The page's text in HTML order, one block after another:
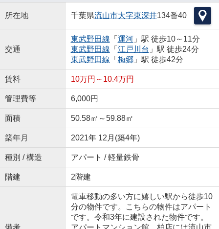
所在地 千葉県流山市大字東深井134番40
交通
東武野田線 「 運河」駅 徒歩10～11分
東武野田線 「 江戸川台 」駅 徒歩24分
東武野田線 「 梅郷」駅 徒歩42分
賃料 10万円～10.4万円
管理費等 6,000円
面積 50.58㎡～59.88㎡
築年月 2021年 12月(築4年)
種別 / 構造 アパート / 軽量鉄骨
階建 2階建
備考
電車移動の多い方に嬉しい駅から徒歩10
分の物件です。こちらの物件はアパート
です。令和3年に建設された物件です。
アパートマンション館 柏店には流山市